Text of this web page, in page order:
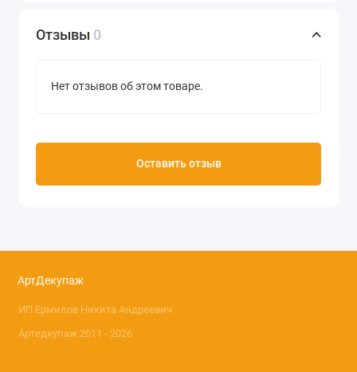
Отзывы 0
Нет отзывов об этом товаре.
Оставить отзыв
АртДекупаж
ИП Ермилов Никита Андреевич
Артедкупаж 2011 - 2026